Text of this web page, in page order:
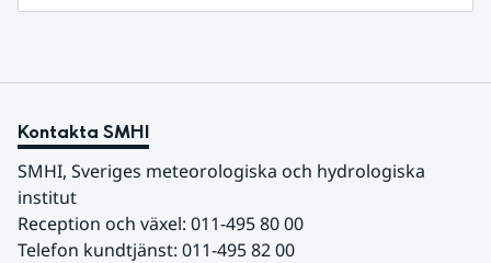
Kontakta SMHI
SMHI, Sveriges meteorologiska och hydrologiska
institut
Reception och växel: 011-495 80 00
Telefon kundtjänst: 011-495 82 00